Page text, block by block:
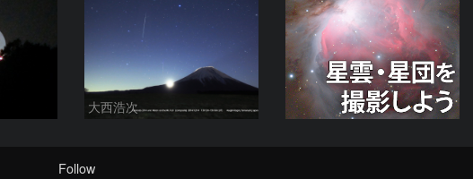
大西浩次
Follow